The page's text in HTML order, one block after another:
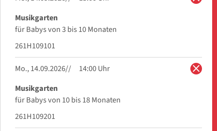
Musikgarten
für Babys von 3 bis 10 Monaten
261H109101
close
Mo., 14.09.2026
14:00 Uhr
Musikgarten
für Babys von 10 bis 18 Monaten
261H109201